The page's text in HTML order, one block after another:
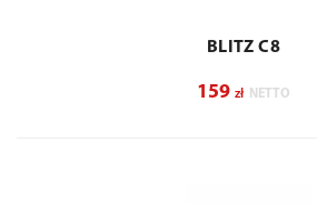
BLITZ C8
159 zł NETTO